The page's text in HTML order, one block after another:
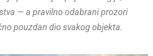
— a pravilno odabrani prozori
pouzdan dio svakog objekta.